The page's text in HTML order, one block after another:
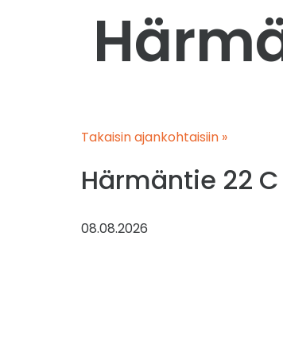
Takaisin ajankohtaisiin »
Härmäntie 22 C
08.08.2026